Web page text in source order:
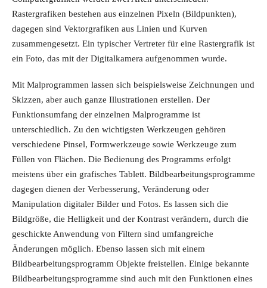
Rastergrafiken bestehen aus einzelnen Pixeln (Bildpunkten),
dagegen sind Vektorgrafiken aus Linien und Kurven
zusammengesetzt. Ein typischer Vertreter für eine Rastergrafik ist
ein Foto, das mit der Digitalkamera aufgenommen wurde.
Mit Malprogrammen lassen sich beispielsweise Zeichnungen und
Skizzen, aber auch ganze Illustrationen erstellen. Der
Funktionsumfang der einzelnen Malprogramme ist
unterschiedlich. Zu den wichtigsten Werkzeugen gehören
verschiedene Pinsel, Formwerkzeuge sowie Werkzeuge zum
Füllen von Flächen. Die Bedienung des Programms erfolgt
meistens über ein grafisches Tablett. Bildbearbeitungsprogramme
dagegen dienen der Verbesserung, Veränderung oder
Manipulation digitaler Bilder und Fotos. Es lassen sich die
Bildgröße, die Helligkeit und der Kontrast verändern, durch die
geschickte Anwendung von Filtern sind umfangreiche
Änderungen möglich. Ebenso lassen sich mit einem
Bildbearbeitungsprogramm Objekte freistellen. Einige bekannte
Bildbearbeitungsprogramme sind auch mit den Funktionen eines